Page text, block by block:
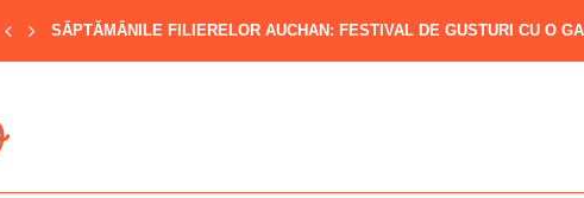
SĂPTĂMÂNILE FILIERELOR AUCHAN: FESTIVAL DE GUSTURI CU O